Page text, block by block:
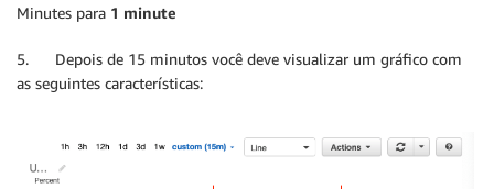
Minutes para 1 minute
5. Depois de 15 minutos você deve visualizar um gráfico com
as seguintes características: